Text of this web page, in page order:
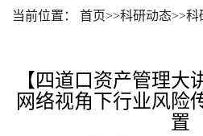
当前位置： 首页>>科研动态>>科
【四道口资产管理
网络视角下行业风险
置